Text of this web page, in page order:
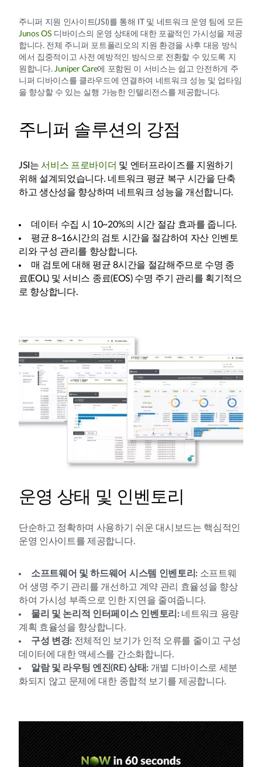
주니퍼 지원 인사이트(JSI)를 통해 IT 및 네트워크 운영 팀에 모든
Junos OS 디바이스의 운영 상태에 대한 포괄적인 가시성을 제공
합니다. 전체 주니퍼 포트폴리오의 지원 환경을 사후 대응 방식
에서 집중적이고 사전 예방적인 방식으로 전환할 수 있도록 지
원합니다.Juniper Care에 포함된 이 서비스는 쉽고 안전하게 주
니퍼 디바이스를 클라우드에 연결하여 네트워크 성능 및 업타임
을 향상할 수 있는 실행 가능한 인텔리전스를 제공합니다.
주니퍼 솔루션의 강점
JSI는서비스 프로바이더 및 엔터프라이즈를 지원하기
위해 설계되었습니다. 네트워크 평균 복구 시간을 단축
하고 생산성을 향상하며 네트워크 성능을 개선합니다.
데이터 수집 시 10~20%의 시간 절감 효과를 줍니다.
평균 8~16시간의 검토 시간을 절감하여 자산 인벤토
리와 구성 관리를 향상합니다.
매 검토에 대해 평균 8시간을 절감해주므로 수명 종
료(EOL) 및 서비스 종료(EOS) 수명 주기 관리를 획기적으
로 향상합니다.
운영 상태 및 인벤토리
단순하고 정확하며 사용하기 쉬운 대시보드는 핵심적인
운영 인사이트를 제공합니다.
소프트웨어 및 하드웨어 시스템 인벤토리: 소프트웨
어 생명 주기 관리를 개선하고 계약 관리 효율성을 향상
하여 가시성 부족으로 인한 지연을 줄여줍니다.
물리 및 논리적 인터페이스 인벤토리: 네트워크 용량
계획 효율성을 향상합니다.
구성 변경: 전체적인 보기가 인적 오류를 줄이고 구성
데이터에 대한 액세스를 간소화합니다.
알람 및 라우팅 엔진(RE) 상태: 개별 디바이스로 세분
화되지 않고 문제에 대한 종합적 보기를 제공합니다.